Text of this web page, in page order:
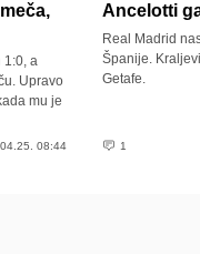
1:0, a
Upravo
mu je
08:44
Ancelotti
Real Madrid
Španije.
Getafe.
1